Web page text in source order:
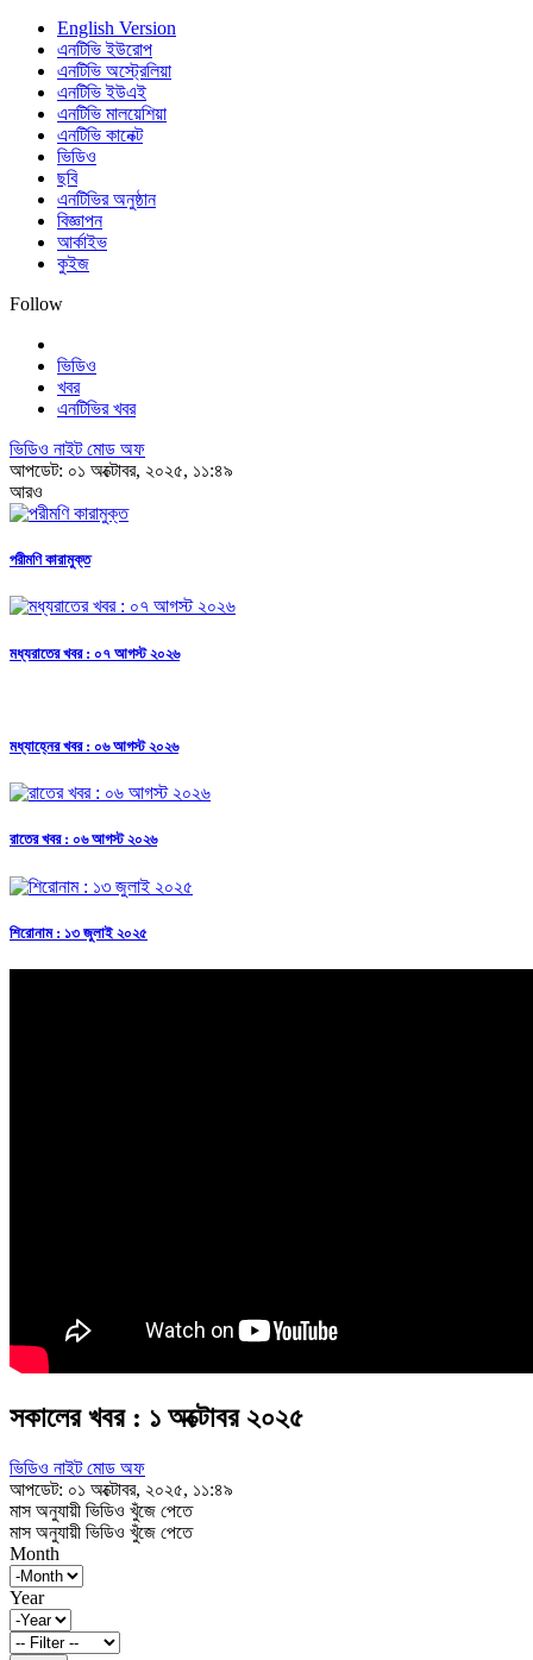
English Version
এনটিভি ইউরোপ
এনটিভি অস্ট্রেলিয়া
এনটিভি ইউএই
এনটিভি মালয়েশিয়া
এনটিভি কানেক্ট
ভিডিও
ছবি
এনটিভির অনুষ্ঠান
বিজ্ঞাপন
আর্কাইভ
কুইজ
Follow
ভিডিও
খবর
এনটিভির খবর
ভিডিও নাইট মোড অফ
আপডেট: ০১ অক্টোবর, ২০২৫, ১১:৪৯
আরও
পরীমণি কারামুক্ত
মধ্যরাতের খবর : ০৭ আগস্ট ২০২৬
মধ্যাহ্নের খবর : ০৬ আগস্ট ২০২৬
রাতের খবর : ০৬ আগস্ট ২০২৬
শিরোনাম : ১৩ জুলাই ২০২৫
সকালের খবর : ১ অক্টোবর ২০২৫
ভিডিও নাইট মোড অফ
আপডেট: ০১ অক্টোবর, ২০২৫, ১১:৪৯
মাস অনুযায়ী ভিডিও খুঁজে পেতে
মাস অনুযায়ী ভিডিও খুঁজে পেতে
Month
Year